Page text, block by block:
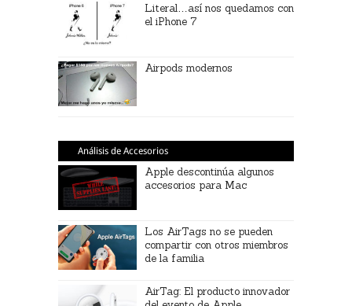
Literal…así nos quedamos con
el iPhone 7
Airpods modernos
Análisis de Accesorios
Apple descontinúa algunos
accesorios para Mac
Los AirTags no se pueden
compartir con otros miembros
de la familia
AirTag: El producto innovador